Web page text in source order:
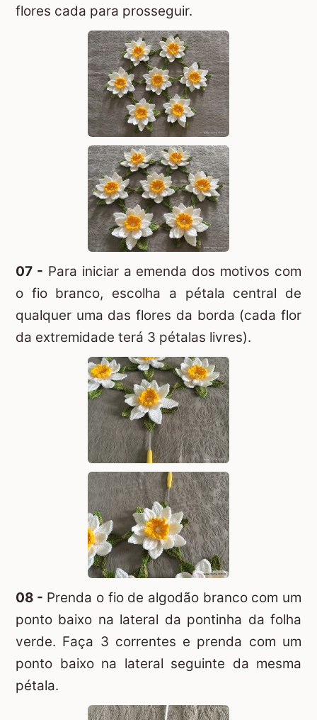
flores cada para prosseguir.
07 - Para iniciar a emenda dos motivos com
o fio branco, escolha a pétala central de
qualquer uma das flores da borda (cada flor
da extremidade terá 3 pétalas livres).
08 - Prenda o fio de algodão branco com um
ponto baixo na lateral da pontinha da folha
verde. Faça 3 correntes e prenda com um
ponto baixo na lateral seguinte da mesma
pétala.